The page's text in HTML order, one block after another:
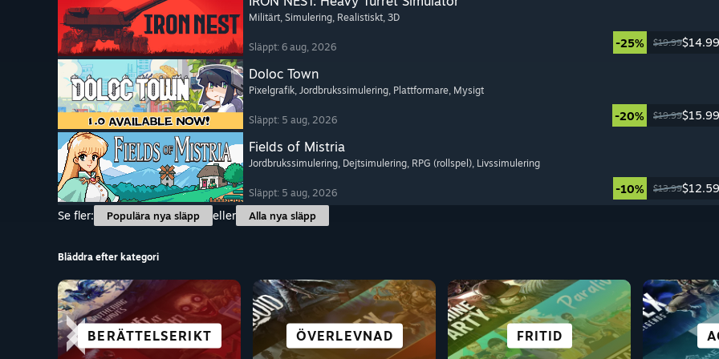
Militärt, Simulering, Realistiskt, 3D
Släppt: 6 aug, 2026 -25% $19.99$14.99
Doloc Town
Pixelgrafik, Jordbrukssimulering, Plattformare, Mysigt
Släppt: 5 aug, 2026 -20% $19.99$15.99
Fields of Mistria
Jordbrukssimulering, Dejtsimulering, RPG (rollspel), Livssimulering
Släppt: 5 aug, 2026 -10% $13.99$12.59
Se fler:
Populära nya släpp eller Alla nya släpp
Bläddra efter kategori
BERÄTTELSERIKT ÖVERLEVNAD FRITID
SIMULERINGAR BRA PÅ DECK GRATIS ATT SPELA
CO-OP ROGUE-AKTIGT RACING
PUSSEL ÖPPEN VÄRLD ALLA SPORTER